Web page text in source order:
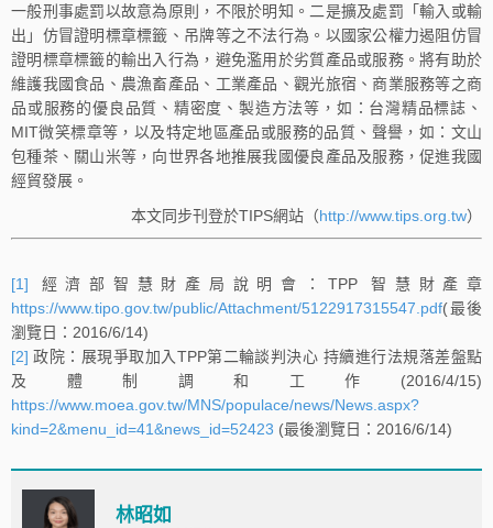
一般刑事處罰以故意為原則，不限於明知。二是擴及處罰「輸入或輸
出」仿冒證明標章標籤、吊牌等之不法行為。以國家公權力遏阻仿冒
證明標章標籤的輸出入行為，避免濫用於劣質產品或服務。將有助於
維護我國食品、農漁畜產品、工業產品、觀光旅宿、商業服務等之商
品或服務的優良品質、精密度、製造方法等，如：台灣精品標誌、
MIT微笑標章等，以及特定地區產品或服務的品質、聲譽，如：文山
包種茶、關山米等，向世界各地推展我國優良產品及服務，促進我國
經貿發展。
本文同步刊登於TIPS網站（http://www.tips.org.tw）
[1] 經濟部智慧財產局說明會：TPP 智慧財產章
https://www.tipo.gov.tw/public/Attachment/5122917315547.pdf(最後
瀏覽日：2016/6/14)
[2] 政院：展現爭取加入TPP第二輪談判決心 持續進行法規落差盤點
及體制調和工作(2016/4/15)
https://www.moea.gov.tw/MNS/populace/news/News.aspx?
kind=2&menu_id=41&news_id=52423 (最後瀏覽日：2016/6/14)
林昭如